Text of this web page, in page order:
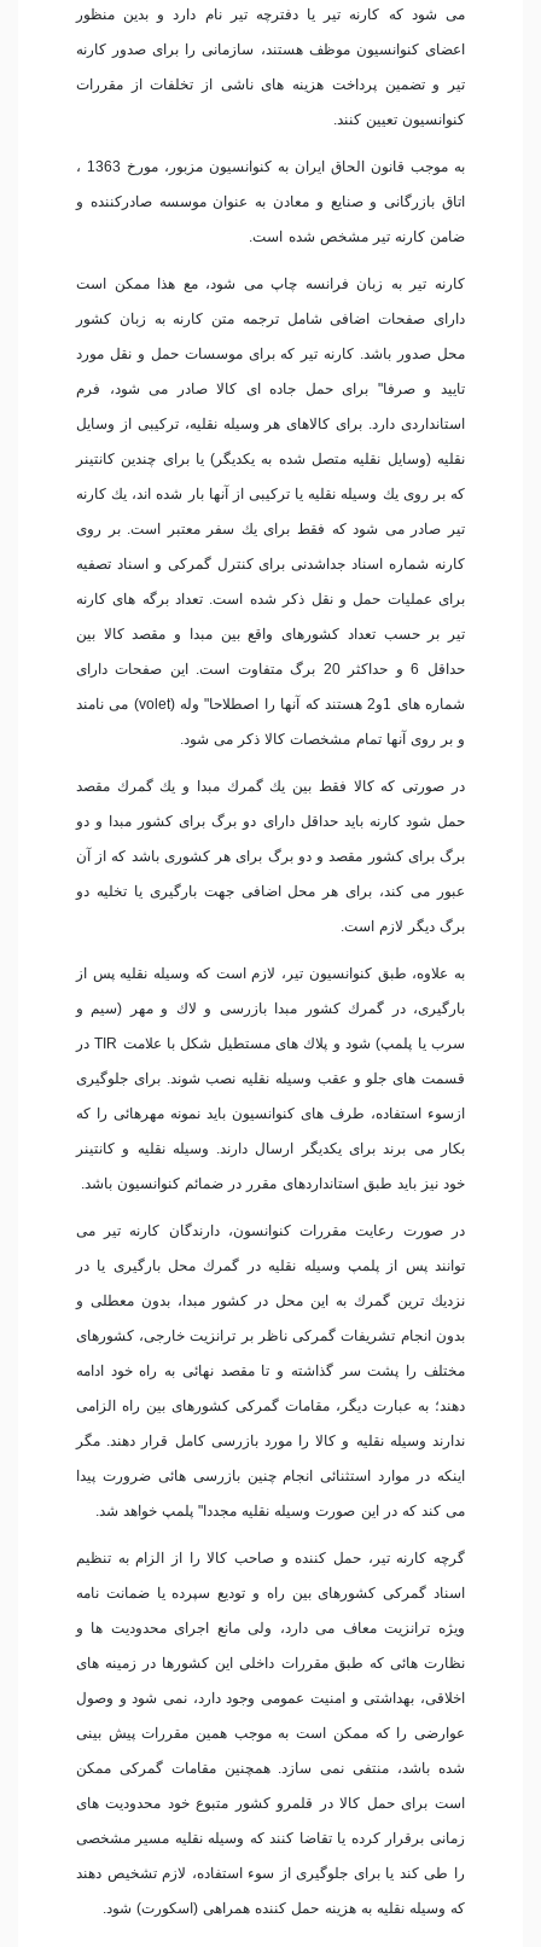
می شود كه كارنه تیر یا دفترچه تیر نام دارد و بدین منظور
اعضای كنوانسیون موظف هستند، سازمانی را برای صدور كارنه
تیر و تضمین پرداخت هزینه های ناشی از تخلفات از مقررات
كنوانسیون تعیین کنند.
به موجب قانون الحاق ایران به كنوانسیون مزبور، مورخ 1363 ،
اتاق بازرگانی و صنایع و معادن به عنوان موسسه صادركننده و
ضامن كارنه تیر مشخص شده است.
كارنه تیر به زبان فرانسه چاپ می شود، مع هذا ممكن است
دارای صفحات اضافی شامل ترجمه متن كارنه به زبان كشور
محل صدور باشد. كارنه تیر كه برای موسسات حمل و نقل مورد
تایید و صرفا" برای حمل جاده ای كالا صادر می شود، فرم
استانداردی دارد. برای كالاهای هر وسیله نقلیه، تركیبی از وسایل
نقلیه (وسایل نقلیه متصل شده به یكدیگر) یا برای چندین كانتینر
كه بر روی یك وسیله نقلیه یا تركیبی از آنها بار شده اند، یك كارنه
تیر صادر می شود كه فقط برای یك سفر معتبر است. بر روی
كارنه شماره اسناد جداشدنی برای كنترل گمركی و اسناد تصفیه
برای عملیات حمل و نقل ذكر شده است. تعداد برگه های كارنه
تیر بر حسب تعداد كشورهای واقع بین مبدا و مقصد كالا بین
حداقل 6 و حداكثر 20 برگ متفاوت است. این صفحات دارای
شماره های 1و2 هستند كه آنها را اصطلاحا" وله (volet) می نامند
و بر روی آنها تمام مشخصات كالا ذكر می شود.
در صورتی كه كالا فقط بین یك گمرك مبدا و یك گمرك مقصد
حمل شود كارنه باید حداقل دارای دو برگ برای كشور مبدا و دو
برگ برای كشور مقصد و دو برگ برای هر كشوری باشد كه از آن
عبور می كند، برای هر محل اضافی جهت بارگیری یا تخلیه دو
برگ دیگر لازم است.
به علاوه، طبق كنوانسیون تیر، لازم است كه وسیله نقلیه پس از
بارگیری، در گمرك كشور مبدا بازرسی و لاك و مهر (سیم و
سرب یا پلمپ) شود و پلاك های مستطیل شكل با علامت TIR در
قسمت های جلو و عقب وسیله نقلیه نصب شوند. برای جلوگیری
ازسوء استفاده، طرف های كنوانسیون باید نمونه مهرهائی را كه
بكار می برند برای یكدیگر ارسال دارند. وسیله نقلیه و كانتینر
خود نیز باید طبق استانداردهای مقرر در ضمائم كنوانسیون باشد.
در صورت رعایت مقررات كنوانسون، دارندگان كارنه تیر می
توانند پس از پلمپ وسیله نقلیه در گمرك محل بارگیری یا در
نزدیك ترین گمرك به این محل در كشور مبدا، بدون معطلی و
بدون انجام تشریفات گمركی ناظر بر ترانزیت خارجی، كشورهای
مختلف را پشت سر گذاشته و تا مقصد نهائی به راه خود ادامه
دهند؛ به عبارت دیگر، مقامات گمركی كشورهای بین راه الزامی
ندارند وسیله نقلیه و كالا را مورد بازرسی كامل قرار دهند. مگر
اینكه در موارد استثنائی انجام چنین بازرسی هائی ضرورت پیدا
می كند كه در این صورت وسیله نقلیه مجددا" پلمپ خواهد شد.
گرچه كارنه تیر، حمل كننده و صاحب كالا را از الزام به تنظیم
اسناد گمركی كشورهای بین راه و تودیع سپرده یا ضمانت نامه
ویژه ترانزیت معاف می دارد، ولی مانع اجرای محدودیت ها و
نظارت هائی كه طبق مقررات داخلی این كشورها در زمینه های
اخلاقی، بهداشتی و امنیت عمومی وجود دارد، نمی شود و وصول
عوارضی را كه ممكن است به موجب همین مقررات پیش بینی
شده باشد، منتفی نمی سازد. همچنین مقامات گمركی ممكن
است برای حمل كالا در قلمرو كشور متبوع خود محدودیت های
زمانی برقرار كرده یا تقاضا کنند كه وسیله نقلیه مسیر مشخصی
را طی كند یا برای جلوگیری از سوء استفاده، لازم تشخیص دهند
كه وسیله نقلیه به هزینه حمل كننده همراهی (اسكورت) شود.